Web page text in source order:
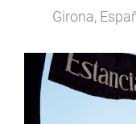
Girona,